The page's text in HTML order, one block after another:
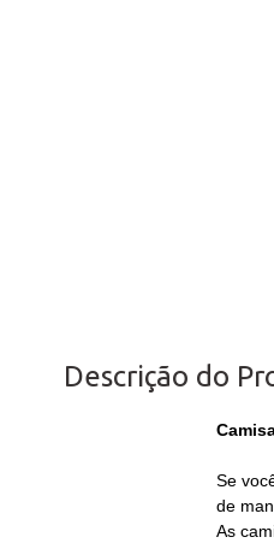
Descrição do
Se
de
As